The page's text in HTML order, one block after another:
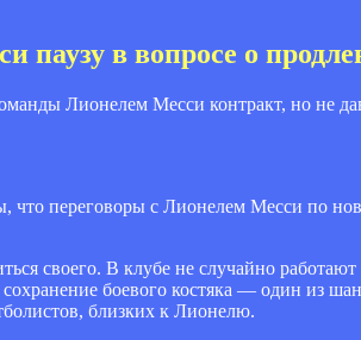
паузу в вопросе о
Лионелем Месси контракт, но не
что переговоры с Лионелем Месси по
своего. В клубе не случайно
боевого костяка — один из
близких к Лионелю.